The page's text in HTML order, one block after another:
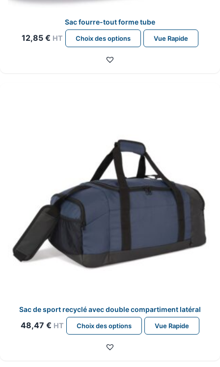
Sac fourre-tout forme tube
12,85 € HT Choix des options
Ce
produit
choisies
sur
la
page
du
Vue Rapide
Sac de sport recyclé avec double compartiment latéral
48,47 € HT Choix des options
Ce
produit
Vue Rapide